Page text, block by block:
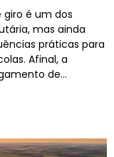
é um dos
mas ainda
práticas para
Afinal, a
de...